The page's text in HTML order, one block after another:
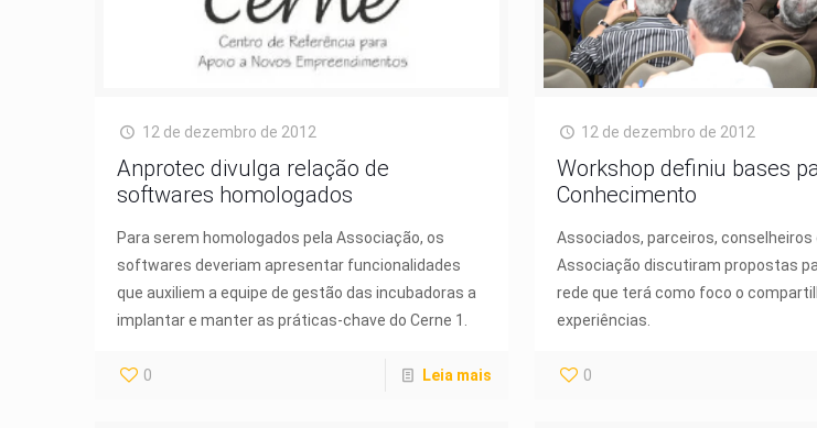
12 de dezembro de 2012
Anprotec divulga relação de
softwares homologados
Para serem homologados pela Associação, os
softwares deveriam apresentar funcionalidades
que auxiliem a equipe de gestão das incubadoras a
implantar e manter as práticas-chave do Cerne 1.
0 Leia mais
12 de dezembro de 2012
Workshop definiu bases
Conhecimento
Associados, parceiros, conselheiros
Associação discutiram propostas
rede que terá como foco o
experiências.
0